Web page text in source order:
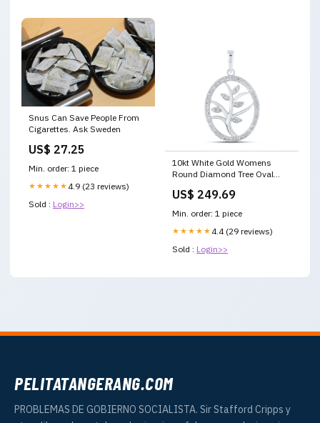
Snus Can Save People From
Cigarettes. Ask Sweden
US$ 27.25
Min. order: 1 piece
★★★★★ 4.9 (23 reviews)
Sold : Login>>
10kt White Gold Womens
Round Diamond Tree Oval
Collection_PAULA 2 GIFT
US$ 249.69
Min. order: 1 piece
★★★★★ 4.4 (29 reviews)
Sold : Login>>
PELITATANGERANG.COM
PROBLEMAS DE GOBIERNO SOCIALISTA. Sir Stafford Cripps y